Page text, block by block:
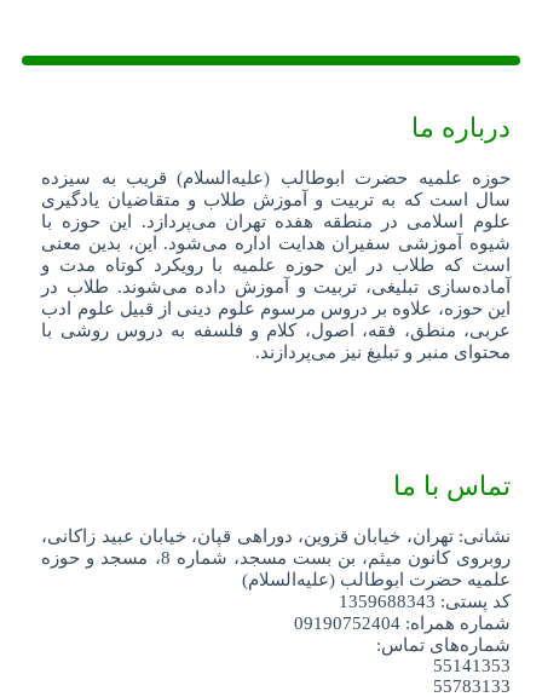
درباره ما
حوزه علمیه حضرت ابوطالب (علیه‌السلام) قریب به سیزده
سال است که به تربیت و آموزش طلاب و متقاضیان یادگیری
علوم اسلامی در منطقه هفده تهران می‌پردازد. این حوزه با
شیوه آموزشی سفیران هدایت اداره می‌شود. این، بدین معنی
است که طلاب در این حوزه علمیه با رویکرد کوتاه مدت و
آماده‌سازی تبلیغی، تربیت و آموزش داده می‌شوند. طلاب در
این حوزه، علاوه بر دروس مرسوم علوم دینی از قبیل علوم ادب
عربی، منطق، فقه، اصول، کلام و فلسفه به دروس روشی با
محتوای منبر و تبلیغ نیز می‌پردازند.
تماس با ما
نشانی: تهران، خیابان قزوین، دوراهی قپان، خیابان عبید زاکانی،
روبروی کانون میثم، بن بست مسجد، شماره 8، مسجد و حوزه
علمیه حضرت ابوطالب (علیه‌السلام)
کد پستی: 1359688343
شماره همراه: 09190752404
شماره‌های تماس:
55141353
55783133